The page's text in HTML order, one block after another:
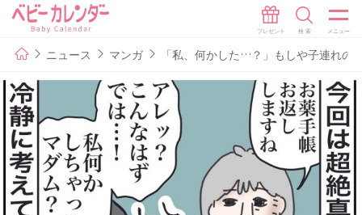
ニュース マンガ 「私、何かした…？」もしや子連れの